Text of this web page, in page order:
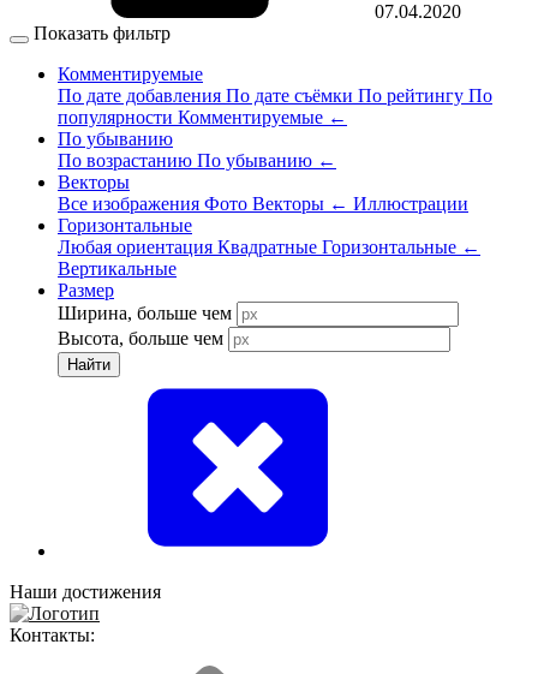
07.04.2020
Показать фильтр
Комментируемые
По дате добавления По дате съёмки По рейтингу По
популярности Комментируемые ←
По убыванию
По возрастанию По убыванию ←
Векторы
Все изображения Фото Векторы ← Иллюстрации
Горизонтальные
Любая ориентация Квадратные Горизонтальные ←
Вертикальные
Размер
Ширина, больше чем
Высота, больше чем
Найти
Наши достижения
Контакты: